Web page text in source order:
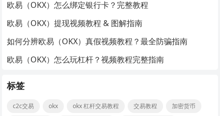
欧易（OKX）怎么绑定银行卡？完整教程
欧易（OKX）提现视频教程 & 图解指南
如何分辨欧易（OKX）真假视频教程？最全防骗指南
欧易（OKX）怎么玩杠杆？视频教程完整指南
标签
c2c交易 okx okx 杠杆交易教程 交易教程
加密货币